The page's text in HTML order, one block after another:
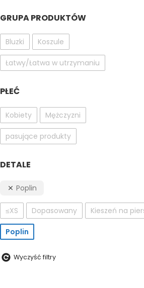
GRUPA PRODUKTÓW
Bluzki Koszule
Łatwy/Łatwa w utrzymaniu
PŁEĆ
Kobiety Mężczyzni
pasujące produkty
DETALE
Poplin
≤XS Dopasowany Kieszeń na
Poplin
Wyczyść filtry